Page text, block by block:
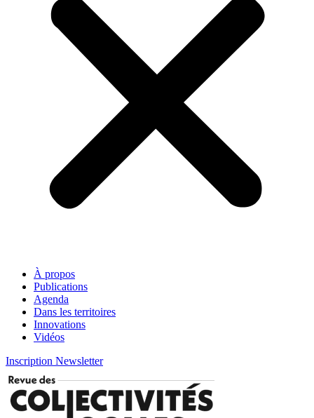
À propos
Publications
Agenda
Dans les territoires
Innovations
Vidéos
Inscription Newsletter